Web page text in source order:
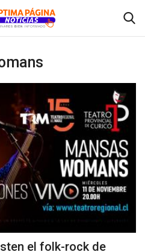
el folk-rock de